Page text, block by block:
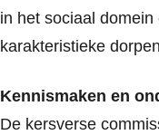
in het sociaal
karakteristieke
Kennismaken en
De kersverse